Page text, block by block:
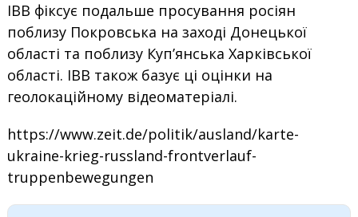
ІВВ фіксує подальше просування росіян
поблизу Покровська на заході Донецької
області та поблизу Куп’янська Харківської
області. ІВВ також базує ці оцінки на
геолокаційному відеоматеріалі.
https://www.zeit.de/politik/ausland/karte-
ukraine-krieg-russland-frontverlauf-
truppenbewegungen